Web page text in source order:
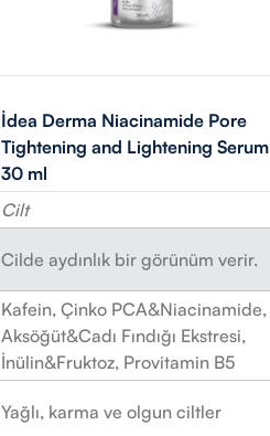
İdea Derma Niacinamide Pore
Tightening and Lightening Serum
30 ml
Cilt
Cilde aydınlık bir görünüm verir.
Kafein, Çinko PCA&Niacinamide,
Aksöğüt&Cadı Fındığı Ekstresi,
İnülin&Fruktoz, Provitamin B5
Yağlı, karma ve olgun ciltler